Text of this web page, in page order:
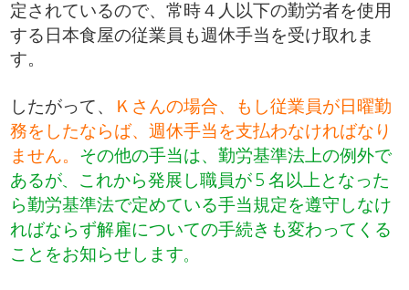
定されているので、常時４人以下の勤労者を使用
する日本食屋の従業員も週休手当を受け取れま
す。
したがって、
Ｋさんの場合、もし従業員が日曜勤
務をしたならば、週休手当を支払わなければなり
ません。 その他の手当は、勤労基準法上​の例外で
あるが、これから発展し職員が５名以上となった
ら勤労基準法で定めている手当規定を遵守しなけ
ればならず解雇についての手続きも変わってくる
ことをお知らせします。